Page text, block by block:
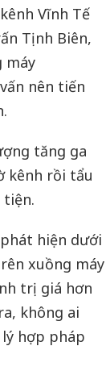
Vĩnh Tế
Tịnh Biên,
máy
nên tiến
tăng ga
kênh rồi tẩu
hiện dưới
xuồng máy
trị giá hơn
không ai
hợp pháp